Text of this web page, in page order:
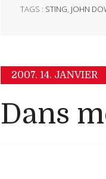
TAGS : STING, JOHN
2007. 14. JANVIER
Dans